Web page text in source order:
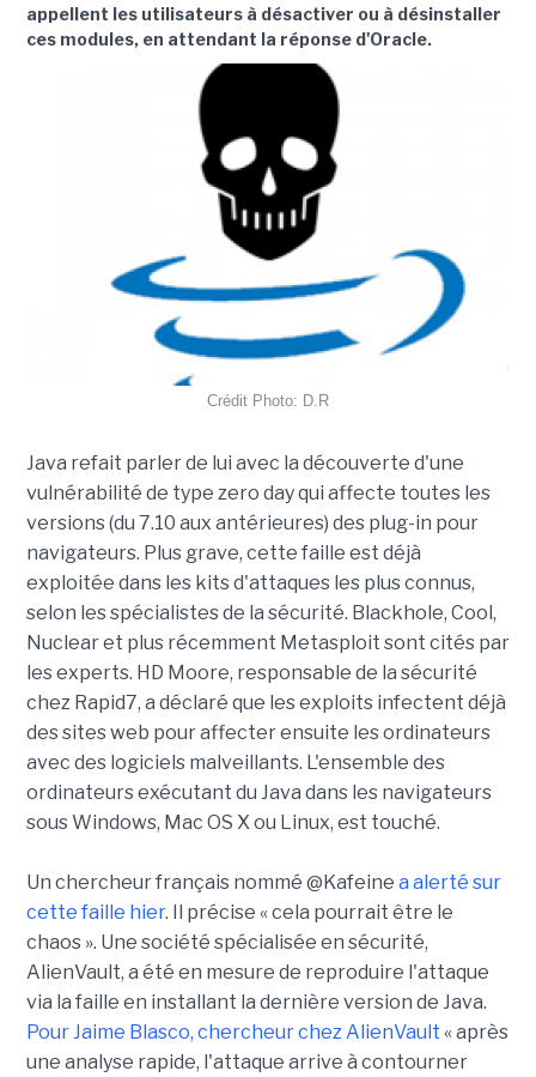
appellent les utilisateurs à désactiver ou à désinstaller
ces modules, en attendant la réponse d'Oracle.
Crédit Photo: D.R
Java refait parler de lui avec la découverte d'une
vulnérabilité de type zero day qui affecte toutes les
versions (du 7.10 aux antérieures) des plug-in pour
navigateurs. Plus grave, cette faille est déjà
exploitée dans les kits d'attaques les plus connus,
selon les spécialistes de la sécurité. Blackhole, Cool,
Nuclear et plus récemment Metasploit sont cités par
les experts. HD Moore, responsable de la sécurité
chez Rapid7, a déclaré que les exploits infectent déjà
des sites web pour affecter ensuite les ordinateurs
avec des logiciels malveillants. L'ensemble des
ordinateurs exécutant du Java dans les navigateurs
sous Windows, Mac OS X ou Linux, est touché.
Un chercheur français nommé @Kafeine a alerté sur
cette faille hier. Il précise « cela pourrait être le
chaos ». Une société spécialisée en sécurité,
AlienVault, a été en mesure de reproduire l'attaque
via la faille en installant la dernière version de Java.
Pour Jaime Blasco, chercheur chez AlienVault « après
une analyse rapide, l'attaque arrive à contourner